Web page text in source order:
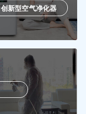
创新型空气净化器